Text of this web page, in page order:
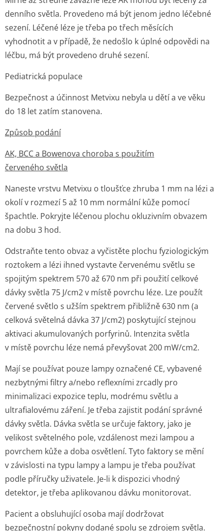
denního světla. Provedeno má být jenom jedno léčebné
sezení. Léčené léze je třeba po třech měsících
vyhodnotit a v případě, že nedošlo k úplné odpovědi na
léčbu, má být provedeno druhé sezení.
Pediatrická populace
Bezpečnost a účinnost Metvixu nebyla u dětí a ve věku
do 18 let zatím stanovena.
Způsob podání
AK, BCC a Bowenova choroba s použitím
červeného světla
Naneste vrstvu Metvixu o tloušťce zhruba 1 mm na lézi a
okolí v rozmezí 5 až 10 mm normální kůže pomocí
špachtle. Pokryjte léčenou plochu okluzivním obvazem
na dobu 3 hod.
Odstraňte tento obvaz a vyčistěte plochu fyziologickým
roztokem a lézi ihned vystavte červenému světlu se
spojitým spektrem 570 až 670 nm při použití celkové
dávky světla 75 J/cm2v místě povrchu léze. Lze použít
červené světlo s užším spektrem přibližně 630 nm (a
celková světelná dávka 37 J/cm2) poskytující stejnou
aktivaci akumulovaných porfyrinů. Intenzita světla
v místě povrchu léze nemá převyšovat 200 mW/cm2.
Mají se používat pouze lampy označené CE, vybavené
nezbytnými filtry a/nebo reflexními zrcadly pro
minimalizaci expozice teplu, modrému světlu a
ultrafialovému záření. Je třeba zajistit podání správné
dávky světla. Dávka světla se určuje faktory, jako je
velikost světelného pole, vzdálenost mezi lampou a
povrchem kůže a doba osvětlení. Tyto faktory se mění
v závislosti na typu lampy a lampu je třeba používat
podle příručky uživatele. Je-li k dispozici vhodný
detektor, je třeba aplikovanou dávku monitorovat.
Pacient a obsluhující osoba mají dodržovat
bezpečnostní pokyny dodané spolu se zdrojem světla.